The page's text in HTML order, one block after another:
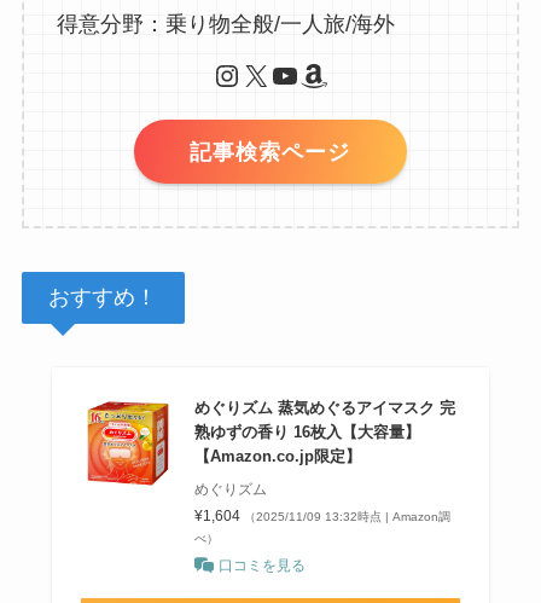
得意分野：乗り物全般/一人旅/海外
Instagram X YouTube Amazon
記事検索ページ
おすすめ！
めぐりズム 蒸気めぐるアイマスク 完
熟ゆずの香り 16枚入【大容量】
【Amazon.co.jp限定】
めぐりズム
¥1,604
（2025/11/09 13:32時点 | Amazon調
べ）
口コミを見る